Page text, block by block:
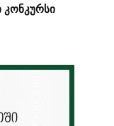
კონკურსი